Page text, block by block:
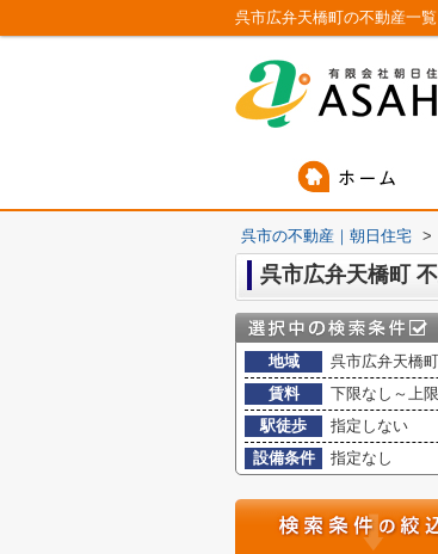
呉市広弁天橋町の不動産一
呉市の不動産｜朝日住宅 >
呉市広弁天橋町
地域
呉市広弁天橋町
賃料
下限なし～上
駅徒歩
指定しない
設備条件
指定なし